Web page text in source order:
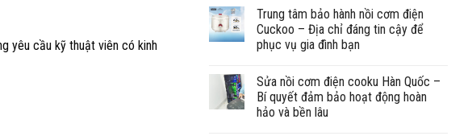
yêu cầu kỹ thuật viên có kinh
Trung tâm bảo hành nồi cơm điện
Cuckoo – Địa chỉ đáng tin cậy để
phục vụ gia đình bạn
Sửa nồi cơm điện cooku Hàn Quốc –
Bí quyết đảm bảo hoạt động hoàn
hảo và bền lâu